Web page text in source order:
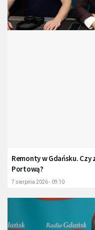
Remonty w Gdańsku.
Portową?
7 sierpnia 2026 - 09:10